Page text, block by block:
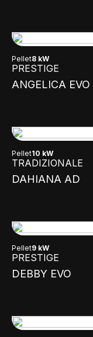
Pellet8 kW
PRESTIGE
ANGELICA EVO
Pellet10 kW
TRADIZIONALE
DAHIANA AD
Pellet9 kW
PRESTIGE
DEBBY EVO